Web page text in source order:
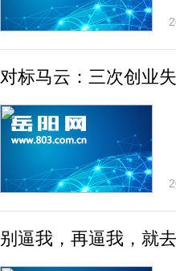
对标马云：三次创业
别逼我，再逼我，就